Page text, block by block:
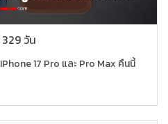
329 วัน
17 Pro และ Pro Max คืนนี้